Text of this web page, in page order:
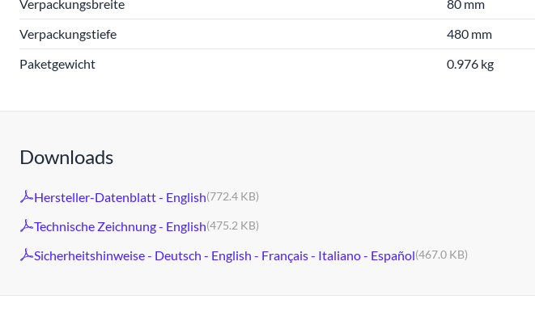
Verpackungsbreite
80 mm
Verpackungstiefe
480 mm
Paketgewicht
0.976 kg
Downloads
Hersteller-Datenblatt - English(772.4 KB)
Technische Zeichnung - English(475.2 KB)
Sicherheitshinweise - Deutsch - English - Français - Italiano - Español(467.0 KB)